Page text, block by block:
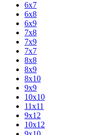
6х7
6х8
6х9
7х8
7х9
7х7
8х8
8х9
8х10
9х9
10х10
11х11
9х12
10х12